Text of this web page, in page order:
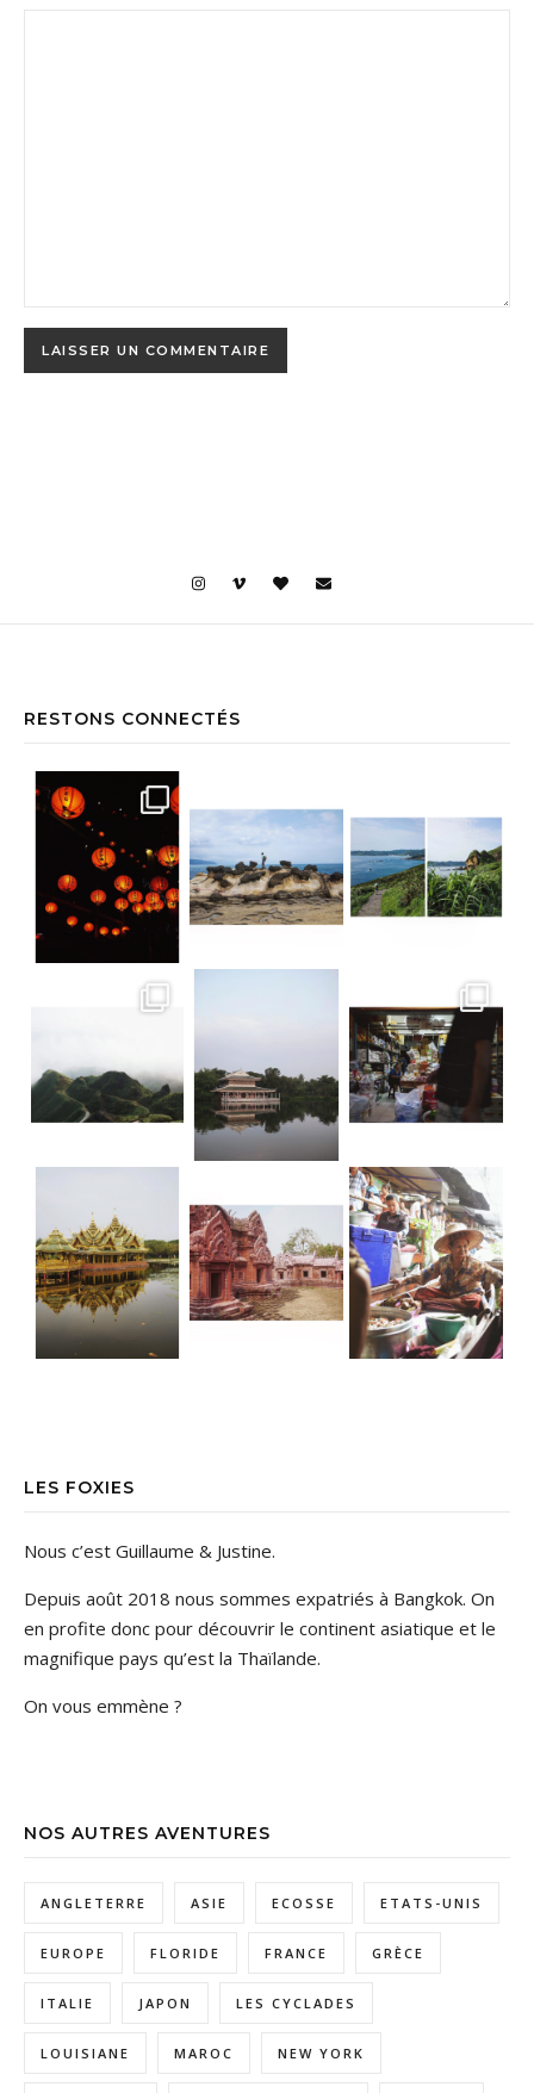
RESTONS CONNECTÉS
LES FOXIES
Nous c’est Guillaume & Justine.
Depuis août 2018 nous sommes expatriés à Bangkok. On
en profite donc pour découvrir le continent asiatique et le
magnifique pays qu’est la Thaïlande.
On vous emmène ?
NOS AUTRES AVENTURES
ANGLETERRE ASIE ECOSSE ETATS-UNIS
EUROPE FLORIDE FRANCE GRÈCE
ITALIE JAPON LES CYCLADES
LOUISIANE MAROC NEW YORK